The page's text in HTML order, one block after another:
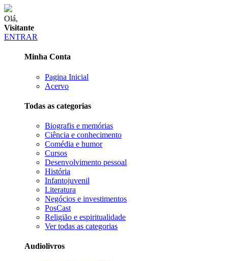
Olá,
Visitante
ENTRAR
Minha Conta
Pagina Inicial
Acervo
Todas as categorias
Biografis e memórias
Ciência e conhecimento
Comédia e humor
Cursos
Desenvolvimento pessoal
História
Infantojuvenil
Literatura
Negócios e investimentos
PosCast
Religião e espiritualidade
Ver todas as categorias
Audiolivros